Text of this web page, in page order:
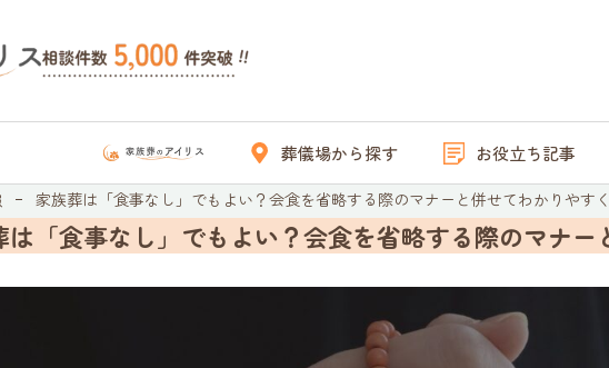
葬儀場から探す お役立ち記事
家族葬は「食事なし」でもよい？会食を省略する際のマナーと併せてわかりやす
は「食事なし」でもよい？会食を省略する際のマナ